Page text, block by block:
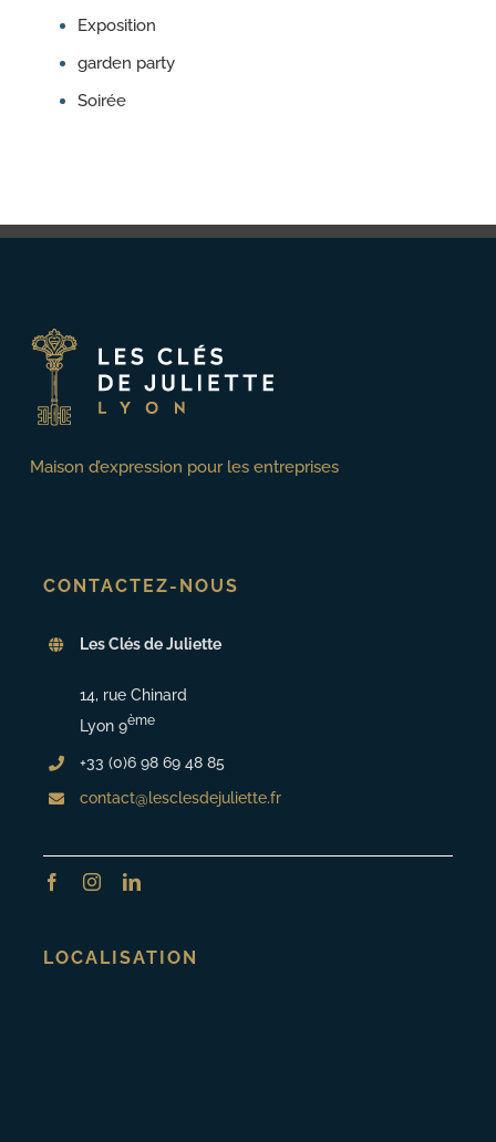
Exposition
garden party
Soirée
Maison d’expression pour les entreprises
CONTACTEZ-NOUS
Les Clés de Juliette
14, rue Chinard
Lyon 9ème
+33 (0)6 98 69 48 85
contact@lesclesdejuliette.fr
LOCALISATION